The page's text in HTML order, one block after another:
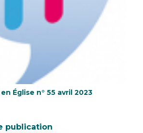
Église n° 55 avril 2023
publication